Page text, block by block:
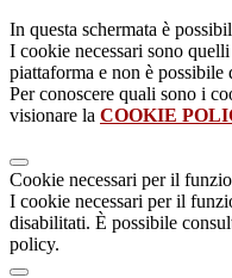
In questa schermata è
I cookie necessari sono
piattaforma e non è possibile
Per conoscere quali sono i
visionare la COOKIE
Cookie necessari per il
I cookie necessari per il
disabilitati. È possibile
policy.